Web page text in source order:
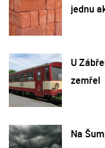
jednu
U
zemřel
Na